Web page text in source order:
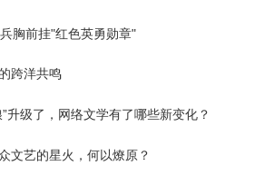
胸前挂"红色英勇勋章"
跨洋共鸣
升级了，网络文学有了哪些新变化？
文艺的星火，何以燎原？